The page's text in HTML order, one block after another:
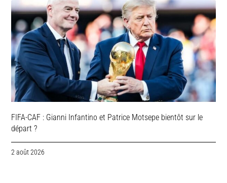
FIFA-CAF : Gianni Infantino et Patrice Motsepe bientôt sur le
départ ?
2 août 2026